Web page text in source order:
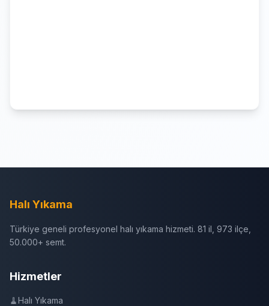
Halı Yıkama
Türkiye geneli profesyonel halı yıkama hizmeti. 81 il, 973 ilçe,
50.000+ semt.
Hizmetler
🧹Halı Yıkama